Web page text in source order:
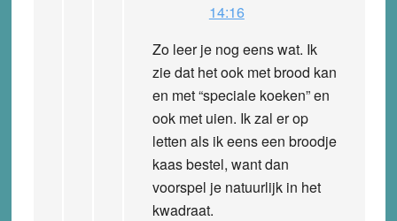
14:16
Zo leer je nog eens wat. Ik
zie dat het ook met brood kan
en met “speciale koeken” en
ook met uien. Ik zal er op
letten als ik eens een broodje
kaas bestel, want dan
voorspel je natuurlijk in het
kwadraat.